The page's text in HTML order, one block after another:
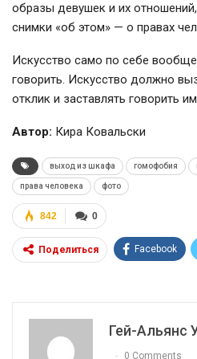
образы девушек и их
снимки «об этом» — о правах
Искусство само по себе
говорить. Искусство должно
отклик и заставлять говорить
Автор: Кира Ковальски
выход из шкафа гомофобия
права человека фото
0
842
Поделиться Facebook
Гей-Альянс
0 Comments